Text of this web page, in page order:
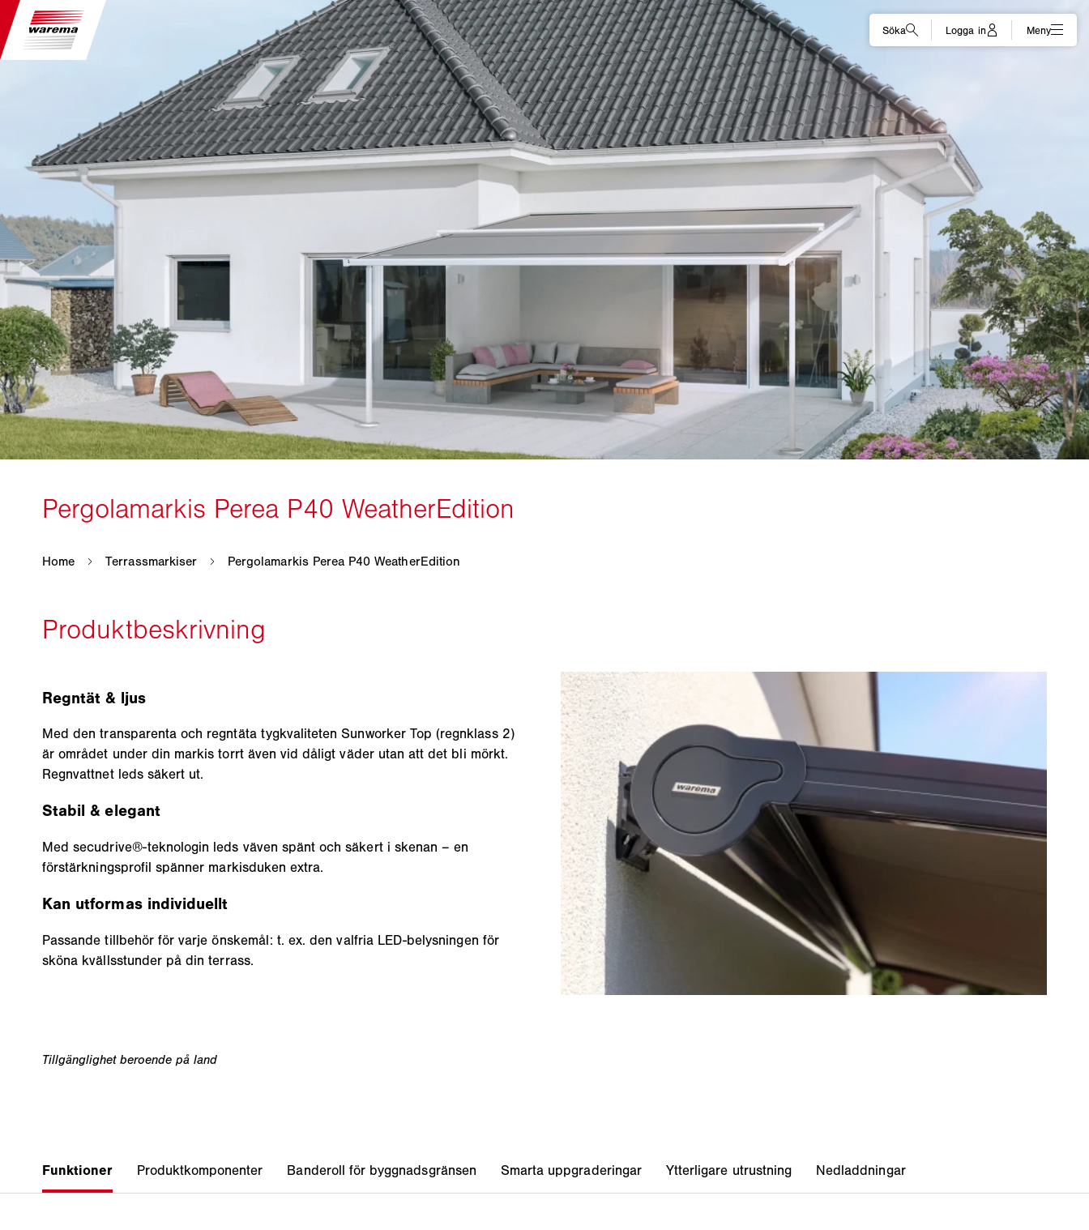
Regntät & ljus
Med den transparenta och regntäta tygkvaliteten Sunworker Top (regnklass 2)
är området under din markis torrt även vid dåligt väder utan att det bli mörkt.
Regnvattnet leds säkert ut.
Stabil & elegant
Med secudrive®-teknologin leds väven spänt och säkert i skenan – en
förstärkningsprofil spänner markisduken extra.
Kan utformas individuellt
Passande tillbehör för varje önskemål: t. ex. den valfria LED-belysningen för
sköna kvällsstunder på din terrass.